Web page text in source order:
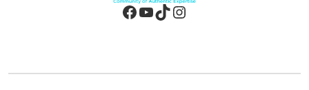
Facebook
Youtube
TikTokInstagram